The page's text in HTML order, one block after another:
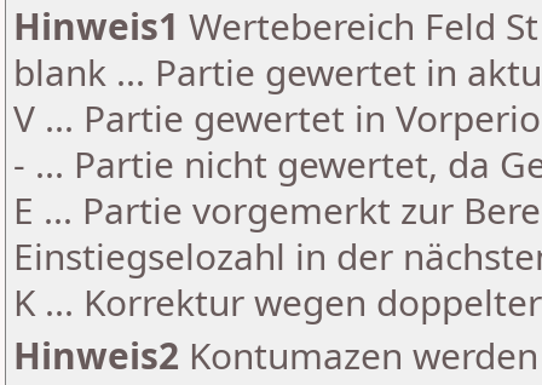
Hinweis1 Wertebereich Feld
blank ... Partie gewertet in
V ... Partie gewertet in
- ... Partie nicht gewertet, da
E ... Partie vorgemerkt zur
Einstiegselozahl in der
K ... Korrektur wegen
Hinweis2 Kontumazen